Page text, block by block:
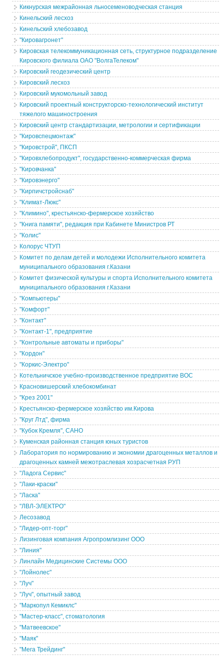
Кикнурская межрайонная льносеменоводческая станция
Кинельский лесхоз
Кинельский хлебозавод
"Кировагронет"
Кировская телекоммуникационная сеть, структурное подразделение
Кировского филиала ОАО "ВолгаТелеком"
Кировский геодезический центр
Кировский лесхоз
Кировский мукомольный завод
Кировский проектный конструкторско-технологический институт
тяжелого машиностроения
Кировский центр стандартизации, метрологии и сертификации
"Кировспецмонтаж"
"Кировстрой", ПКСП
"Кировхлебопродукт", государственно-коммерческая фирма
"Кировчанка"
"Кировэнерго"
"Кирпичстройснаб"
"Климат-Люкс"
"Климино", крестьянско-фермерское хозяйство
"Книга памяти", редакция при Кабинете Министров РТ
"Колис"
Колорус ЧТУП
Комитет по делам детей и молодежи Исполнительного комитета
муниципального образования г.Казани
Комитет физической культуры и спорта Исполнительного комитета
муниципального образования г.Казани
"Компьютеры"
"Комфорт"
"Контакт"
"Контакт-1", предприятие
"Контрольные автоматы и приборы"
"Кордон"
"Коркис-Электро"
Котельничское учебно-производственное предприятие ВОС
Красновишерский хлебокомбинат
"Крез 2001"
Крестьянско-фермерское хозяйство им.Кирова
"Круг Лтд", фирма
"Кубок Кремля", САНО
Куменская районная станция юных туристов
Лаборатория по нормированию и экономии драгоценных металлов и
драгоценных камней межотраслевая хозрасчетная РУП
"Ладога Сервис"
"Лаки-краски"
"Ласка"
"ЛВЛ-ЭЛЕКТРО"
Лесозавод
"Лидер-опт-торг"
Лизинговая компания Агропромлизинг ООО
"Линия"
Линлайн Медицинские Системы ООО
"Лойнолес"
"Луч"
"Луч", опытный завод
"Маркопул Кемиклс"
"Мастер-класс", стоматология
"Матвеевское"
"Маяк"
"Мега Трейдинг"